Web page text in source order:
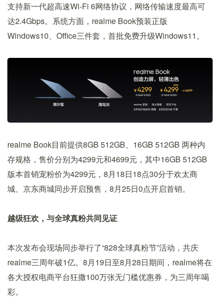
支持新一代超高速Wi-Fi 6网络协议，网络传输速度最高可
达2.4Gbps。系统方面，realme Book预装正版
Windows10、Office三件套，首批免费升级Windows11。
realme Book目前提供8GB 512GB、16GB 512GB 两种内
存规格，售价分别为4299元和4699元，其中16GB 512GB
版本首销宠粉价为4299元，8月18日18点30分于欢太商
城、京东商城同步开启预售，8月25日0点开启首销。
越级狂欢，与全球真粉共同见证
本次发布会现场同步举行了“828全球真粉节”活动，共庆
realme三周年破1亿。8月19日至8月28日期间，realme将在
各大授权电商平台狂撒100万张无门槛优惠券，为三周年喝
彩。